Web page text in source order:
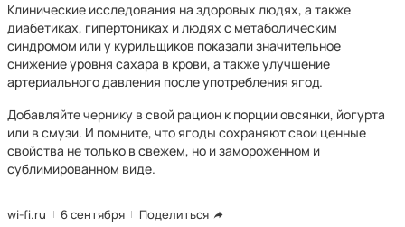
Клинические исследования на здоровых людях, а также
диабетиках, гипертониках и людях с метаболическим
синдромом или у курильщиков показали значительное
снижение уровня сахара в крови, а также улучшение
артериального давления после употребления ягод.
Добавляйте чернику в свой рацион к порции овсянки, йогурта
или в смузи. И помните, что ягоды сохраняют свои ценные
свойства не только в свежем, но и замороженном и
сублимированном виде.
wi-fi.ru 6 сентября Поделиться